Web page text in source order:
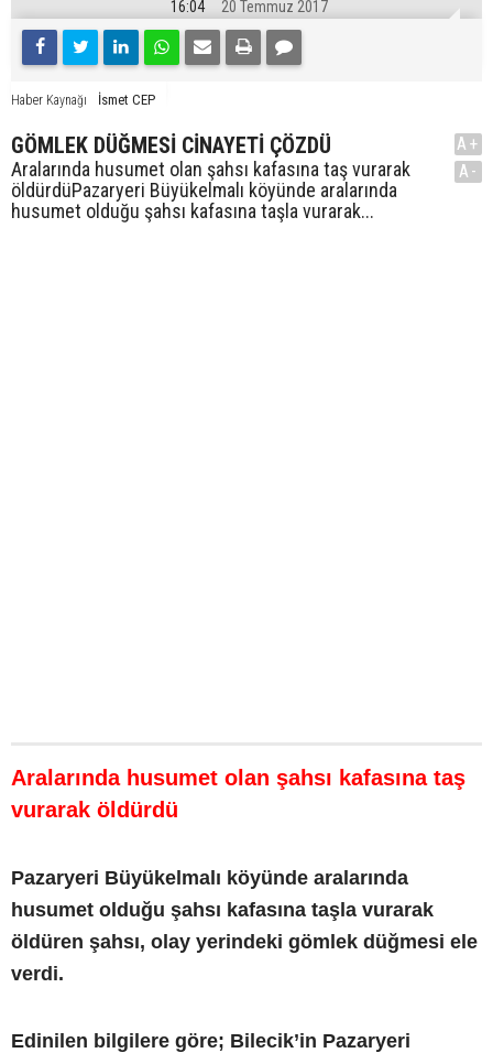
16:04 20 Temmuz 2017
Haber Kaynağı İsmet CEP
GÖMLEK DÜĞMESİ CİNAYETİ ÇÖZDÜ
Aralarında husumet olan şahsı kafasına taş vurarak
öldürdüPazaryeri Büyükelmalı köyünde aralarında
husumet olduğu şahsı kafasına taşla vurarak...
A+
A-
Aralarında husumet olan şahsı kafasına taş
vurarak öldürdü
Pazaryeri Büyükelmalı köyünde aralarında
husumet olduğu şahsı kafasına taşla vurarak
öldüren şahsı, olay yerindeki gömlek düğmesi ele
verdi.
Edinilen bilgilere göre; Bilecik’in Pazaryeri